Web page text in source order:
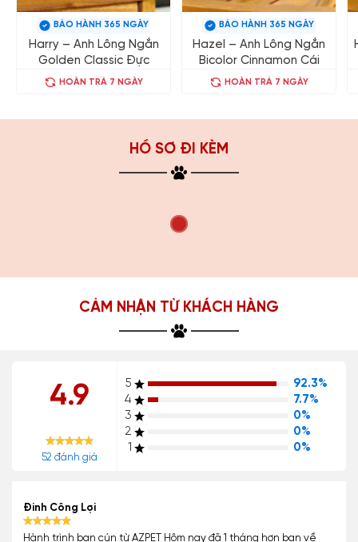
BẢO HÀNH 365 NGÀY
Harry – Anh Lông Ngắn
Golden Classic Đực
HOÀN TRẢ 7 NGÀY
BẢO HÀNH 365 NGÀY
Hazel – Anh Lông Ngắn
Bicolor Cinnamon Cái
HOÀN TRẢ 7 NGÀY
HỒ SƠ ĐI KÈM
CẢM NHẬN TỪ KHÁCH HÀNG
4.9
52 đánh giá
5
92.3%
4
7.7%
3
0%
2
0%
1
0%
Đinh Công Lợi
Hành trình bạn cún từ AZPET Hôm nay đã 1 tháng hơn bạn về